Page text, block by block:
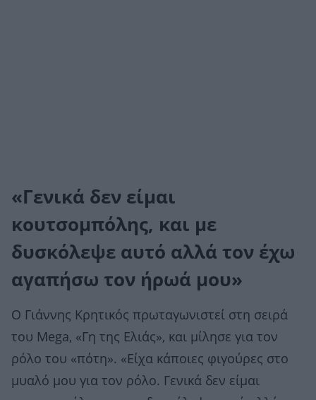
«Γενικά δεν είμαι
κουτσομπόλης, και με
δυσκόλεψε αυτό αλλά τον έχω
αγαπήσω τον ήρωά μου»
Ο Γιάννης Κρητικός πρωταγωνιστεί στη σειρά
του Mega, «Γη της Ελιάς», και μίλησε για τον
ρόλο του «πότη». «Είχα κάποιες φιγούρες στο
μυαλό μου για τον ρόλο. Γενικά δεν είμαι